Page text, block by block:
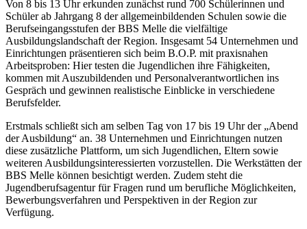
Von 8 bis 13 Uhr erkunden zunächst rund 700 Schülerinnen und
Schüler ab Jahrgang 8 der allgemeinbildenden Schulen sowie die
Berufseingangsstufen der BBS Melle die vielfältige
Ausbildungslandschaft der Region. Insgesamt 54 Unternehmen und
Einrichtungen präsentieren sich beim B.O.P. mit praxisnahen
Arbeitsproben: Hier testen die Jugendlichen ihre Fähigkeiten,
kommen mit Auszubildenden und Personalverantwortlichen ins
Gespräch und gewinnen realistische Einblicke in verschiedene
Berufsfelder.
Erstmals schließt sich am selben Tag von 17 bis 19 Uhr der „Abend
der Ausbildung“ an. 38 Unternehmen und Einrichtungen nutzen
diese zusätzliche Plattform, um sich Jugendlichen, Eltern sowie
weiteren Ausbildungsinteressierten vorzustellen. Die Werkstätten der
BBS Melle können besichtigt werden. Zudem steht die
Jugendberufsagentur für Fragen rund um berufliche Möglichkeiten,
Bewerbungsverfahren und Perspektiven in der Region zur
Verfügung.